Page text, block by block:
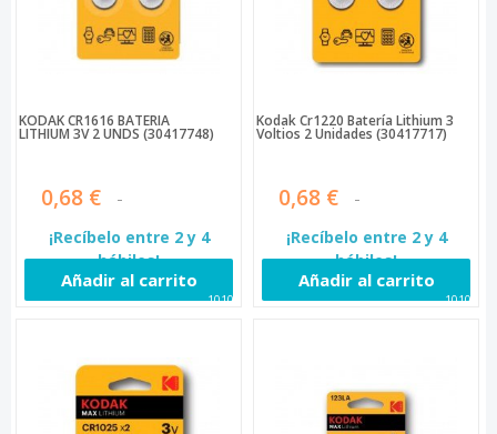
KODAK CR1616 BATERÍA
LITHIUM 3V 2 UNDS (30417748)
0,68 €
¡Recíbelo entre 2 y 4
hábiles!
Añadir al carrito
10101
Kodak Cr1220 Batería Lithium 3
Voltios 2 Unidades (30417717)
0,68 €
¡Recíbelo entre 2 y 4
hábiles!
Añadir al carrito
10102